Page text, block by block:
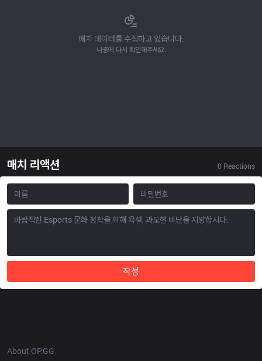
매치 데이터를 수집하고 있습니다.
나중에 다시 확인해주세요.
매치 리액션 0 Reactions
작성
About OP.GG